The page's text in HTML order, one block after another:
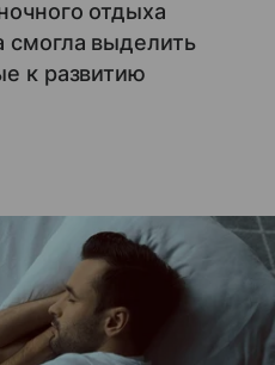
отдыха
смогла выделить
к развитию